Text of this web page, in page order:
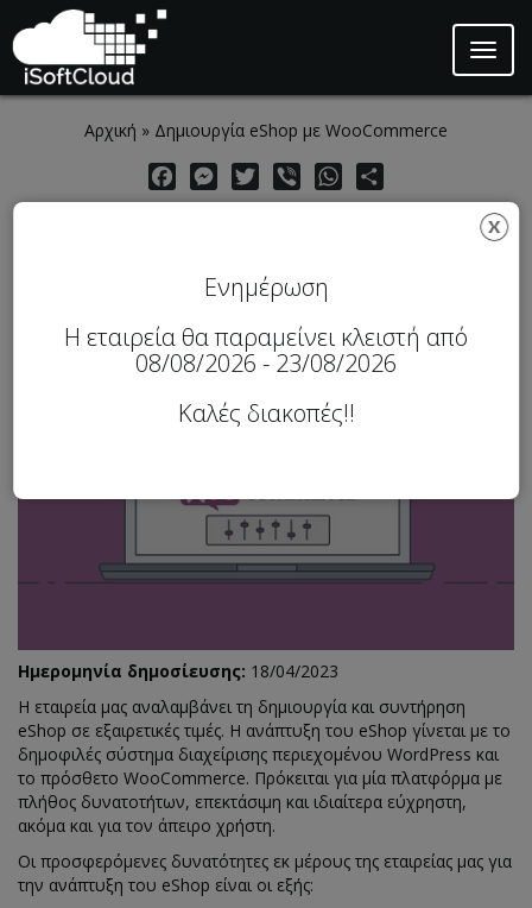
Skip to main content
Αρχική » Δημιουργία eShop με WooCommerce
FacebookMessenger
TwitterViber WhatsApp
WooCommerce
Ημερομηνία δημοσίευσης: 18/04/2023
Η εταιρεία μας αναλαμβάνει τη δημιουργία και συντήρηση
eShop σε εξαιρετικές τιμές. Η ανάπτυξη του eShop γίνεται με το
δημοφιλές σύστημα διαχείρισης περιεχομένου WordPress και
το πρόσθετο WooCommerce. Πρόκειται για μία πλατφόρμα με
πλήθος δυνατοτήτων, επεκτάσιμη και ιδιαίτερα εύχρηστη,
ακόμα και για τον άπειρο χρήστη.
Οι προσφερόμενες δυνατότητες εκ μέρους της εταιρείας μας για
την ανάπτυξη του eShop είναι οι εξής:
Ενημέρωση
Η εταιρεία θα παραμείνει κλειστή από
08/08/2026 - 23/08/2026
Καλές διακοπές!!